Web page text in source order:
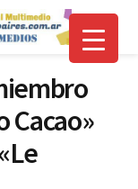
Cacao»